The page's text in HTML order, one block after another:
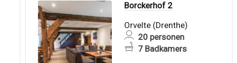
Borckerhof 2
Orvelte (Drenthe)
20 personen
7 Badkamers